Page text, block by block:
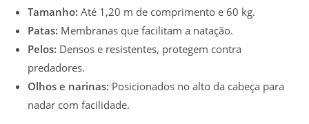
Tamanho: Até 1,20 m de comprimento e 60 kg.
Patas: Membranas que facilitam a natação.
Pelos: Densos e resistentes, protegem contra
predadores.
Olhos e narinas: Posicionados no alto da cabeça para
nadar com facilidade.